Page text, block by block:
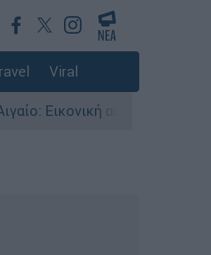
Viral
αερομαχία ανάμεσα